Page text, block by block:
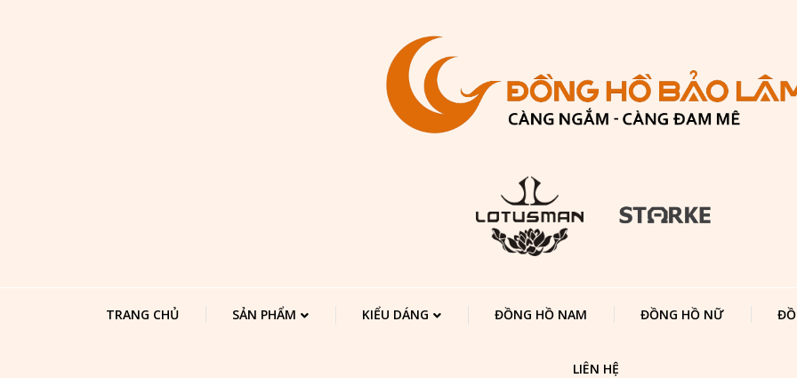
TRANG CHỦ SẢN PHẨM KIỂU DÁNG ĐỒNG HỒ NAM ĐỒNG HỒ NỮ
LIÊN HỆ